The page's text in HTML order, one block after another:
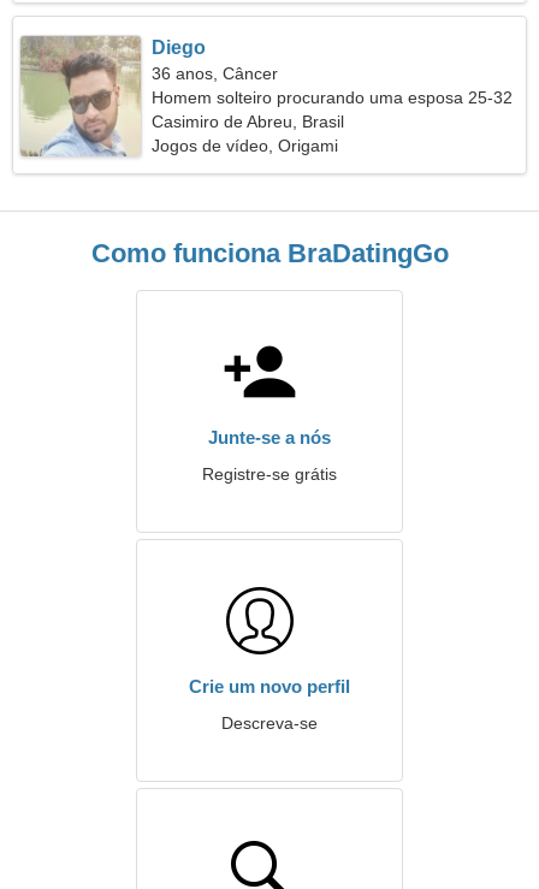
Diego
36 anos, Câncer
Homem solteiro procurando uma esposa 25-32
Casimiro de Abreu, Brasil
Jogos de vídeo, Origami
Como funciona BraDatingGo
Junte-se a nós
Registre-se grátis
Crie um novo perfil
Descreva-se